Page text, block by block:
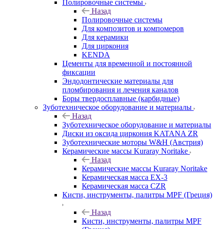
Полировочные системы
Назад
Полировочные системы
Для композитов и компомеров
Для керамики
Для циркония
KENDA
Цементы для временной и постоянной
фиксации
Эндодонтические материалы для
пломбирования и лечения каналов
Боры твердосплавные (карбидные)
Зуботехническое оборудование и материалы
Назад
Зуботехническое оборудование и материалы
Диски из оксида циркония KATANA ZR
Зуботехнические моторы W&H (Австрия)
Керамические массы Kuraray Noritake
Назад
Керамические массы Kuraray Noritake
Керамическая масса EX-3
Керамическая масса CZR
Кисти, инструменты, палитры MPF (Греция)
Назад
Кисти, инструменты, палитры MPF